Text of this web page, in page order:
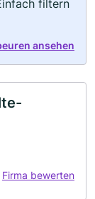
filtern
ansehen
Firma bewerten